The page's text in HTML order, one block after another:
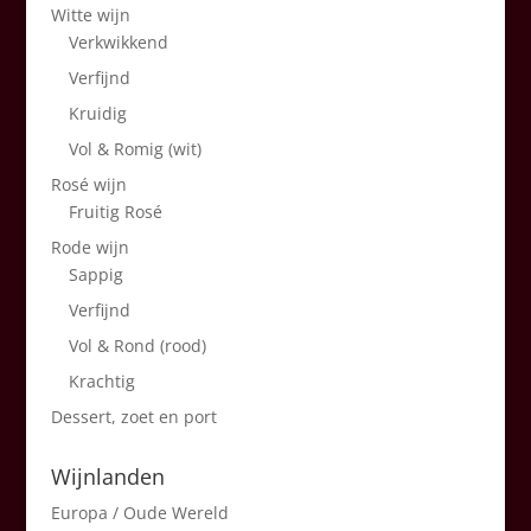
Witte wijn
Verkwikkend
Verfijnd
Kruidig
Vol & Romig (wit)
Rosé wijn
Fruitig Rosé
Rode wijn
Sappig
Verfijnd
Vol & Rond (rood)
Krachtig
Dessert, zoet en port
Wijnlanden
Europa / Oude Wereld